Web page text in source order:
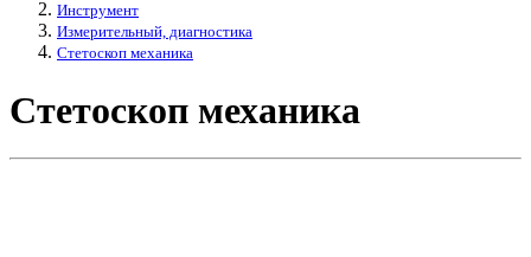
Инструмент
Измерительный, диагностика
Стетоскоп механика
Стетоскоп механика